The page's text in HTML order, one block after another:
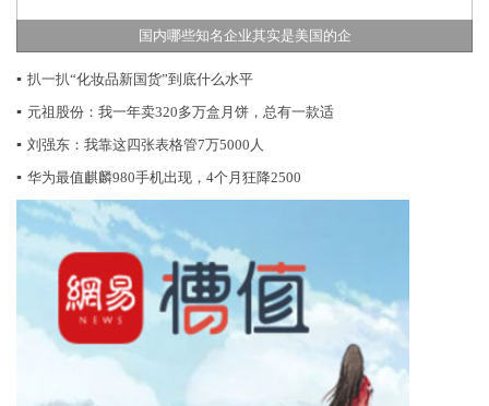
国内哪些知名企业其实是美国的企
▪ 扒一扒“化妆品新国货”到底什么水平
▪ 元祖股份：我一年卖320多万盒月饼，总有一款适
▪ 刘强东：我靠这四张表格管7万5000人
▪ 华为最值麒麟980手机出现，4个月狂降2500